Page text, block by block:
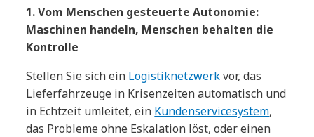
1. Vom Menschen gesteuerte Autonomie:
Maschinen handeln, Menschen behalten die
Kontrolle
Stellen Sie sich ein Logistiknetzwerkvor, das
Lieferfahrzeuge in Krisenzeiten automatisch und
in Echtzeit umleitet, ein Kundenservicesystem,
das Probleme ohne Eskalation löst, oder einen